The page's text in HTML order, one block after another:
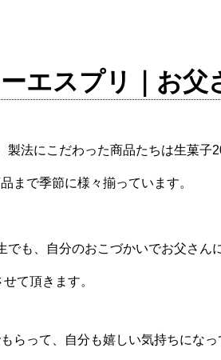
エスプリ｜お父
製法にこだわった商品たちは生菓子
まで季節に様々揃っています。
でも、自分のおこづかいでお父さ
て頂きます。
らって、自分も嬉しい気持ちになっ